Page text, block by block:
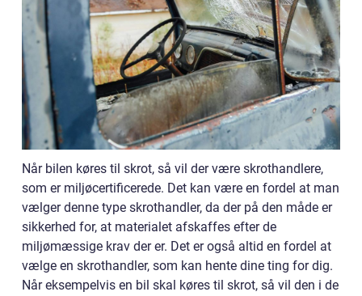
Når bilen køres til skrot, så vil der være skrothandlere,
som er miljøcertificerede. Det kan være en fordel at man
vælger denne type skrothandler, da der på den måde er
sikkerhed for, at materialet afskaffes efter de
miljømæssige krav der er. Det er også altid en fordel at
vælge en skrothandler, som kan hente dine ting for dig.
Når eksempelvis en bil skal køres til skrot, så vil den i de